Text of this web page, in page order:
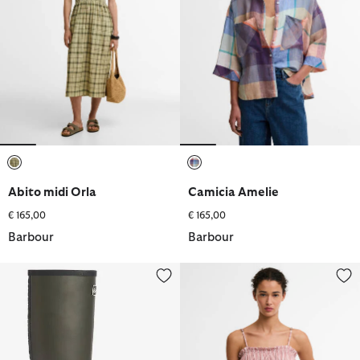
Abito midi Orla
€ 165,00
Barbour
Camicia Amelie
€ 165,00
Barbour
Stivali Wellington Abbey